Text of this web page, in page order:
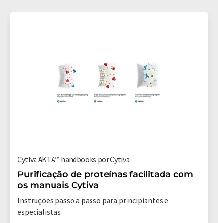
Cytiva ÄKTA™ handbooks por Cytiva
Purificação de proteínas facilitada com
os manuais Cytiva
Instruções passo a passo para principiantes e
especialistas